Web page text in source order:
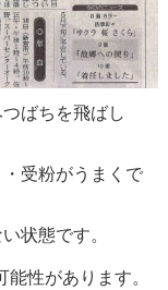
ばちを飛ばし
受粉がうまくで
状態です。
能性があります。